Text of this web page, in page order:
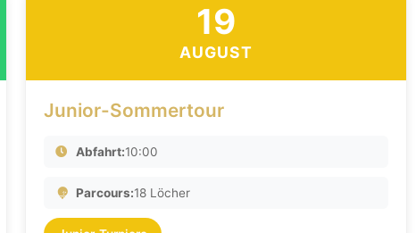
19
AUGUST
Junior-Sommertour
Abfahrt:10:00
Parcours:18 Löcher